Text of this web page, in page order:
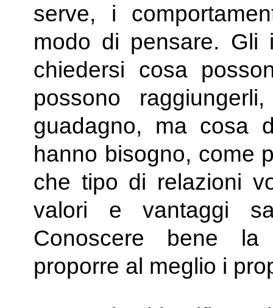
serve, i
modo di pensare. Gli
chiedersi cosa
possono
guadagno, ma cosa
hanno bisogno, come
che tipo di relazioni
valori e vantaggi
Conoscere bene la
proporre al meglio i